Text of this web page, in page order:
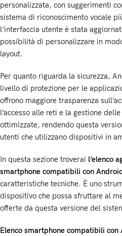
personalizzata, con suggerimenti
sistema di riconoscimento vocale
l’interfaccia utente è stata
possibilità di personalizzare in
layout.
Per quanto riguarda la sicurezza,
livello di protezione per le
offrono maggiore trasparenza
l’accesso alle reti e la gestione
ottimizzate, rendendo questa
utenti che utilizzano dispositivi in
In questa sezione troverai l’elenco
smartphone compatibili con
caratteristiche tecniche. È uno
dispositivo che possa sfruttare al
offerte da questa versione del
Elenco smartphone compatibili con